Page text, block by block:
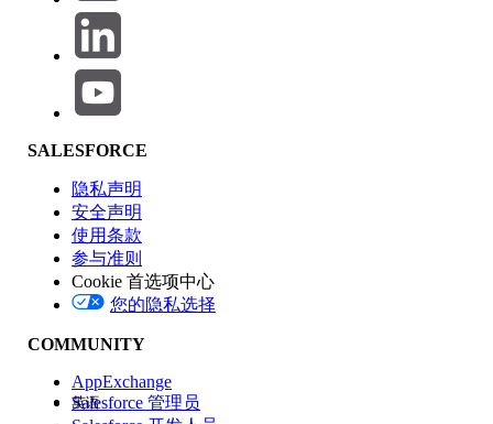
产品区域
功能影响
版本
SALESFORCE
隐私声明
安全声明
使用条款
参与准则
Cookie 首选项中心
您的隐私选择
COMMUNITY
AppExchange
Salesforce 管理员
英语